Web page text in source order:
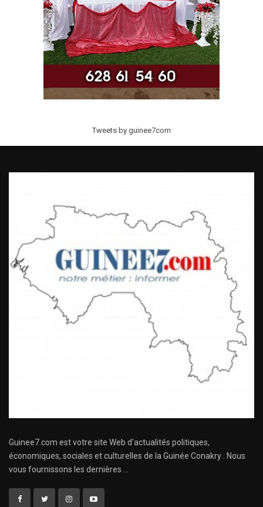
Tweets by guinee7com
Guinee7.com est votre site Web d'actualités politiques,
économiques, sociales et culturelles de la Guinée Conakry . Nous
vous fournissons les dernières ...